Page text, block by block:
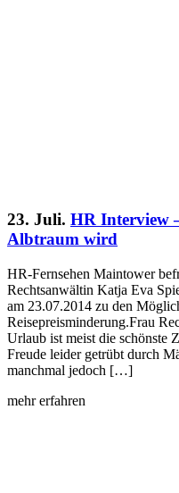
23. Juli. HR Interview
Albtraum wird
HR-Fernsehen Maintower
Rechtsanwältin Katja Eva
am 23.07.2014 zu den
Reisepreisminderung.Frau
Urlaub ist meist die schönste
Freude leider getrübt durch
manchmal jedoch […]
mehr erfahren